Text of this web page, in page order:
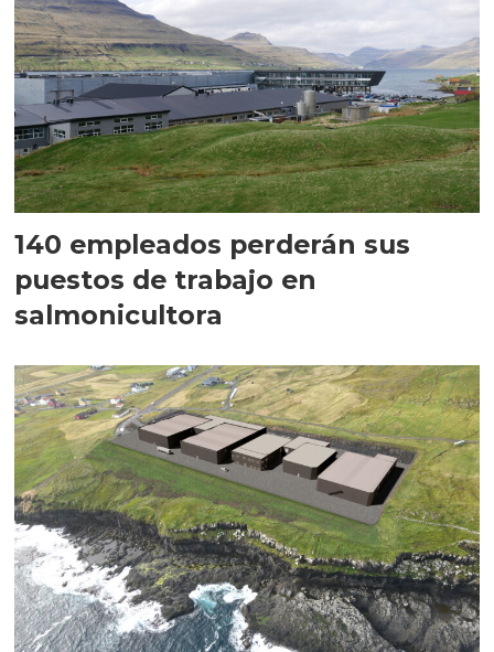
140 empleados perderán sus
puestos de trabajo en
salmonicultora